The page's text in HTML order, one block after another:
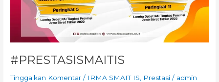
#PRESTASISMAITIS
Tinggalkan Komentar / IRMA SMAIT IS Prestasi / admin